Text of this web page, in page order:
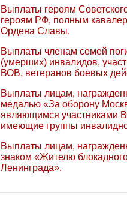
Выплаты героям
героям РФ, полным
Ордена Славы.
Выплаты членам семей
(умерших) инвалидов,
ВОВ, ветеранов боевых
Выплаты лицам,
медалью «За оборону
являющимся участниками
имеющие группы
Выплаты лицам,
знаком «Жителю
Ленинграда».